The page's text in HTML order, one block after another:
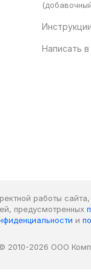
(добавочный
Инструкции
Написать в
работы
предусмотренных
и
2010-2026 ООО